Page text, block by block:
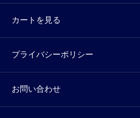
カートを見る
プライバシーポリシー
お問い合わせ